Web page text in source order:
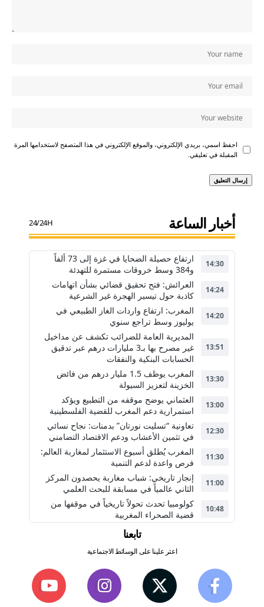
احفظ اسمي، بريدي الإلكتروني، والموقع الإلكتروني في هذا المتصفح لاستخدامها المرة
المقبلة في تعليقي.
أخبار الساعة 24/24H
14:30
ارتفاع حصيلة الضحايا في غزة إلى 73 ألفاً
و384 وسط خروقات مستمرة للتهدئة
14:24
العرائش: فتح تحقيق قضائي بشأن اتهامات
كاذبة حول تيسير الهجرة غير الشرعية
14:20
المغرب: ارتفاع واردات الغاز الطبيعي في
يوليوز وسط تراجع سنوي
13:51
المديرية العامة للضرائب تكشف عن مداخيل
غير مصرح بها بـ3 مليارات درهم عبر تدقيق
الحسابات البنكية والنفقات
13:30
المغرب يوظف 1.5 مليار درهم من فائض
الخزينة لتعزيز السيولة
13:00
العثماني يوضح موقفه من التطبيع ويؤكد
استمرارية دعم المغرب للقضية الفلسطينية
12:30
تعاونية “تسليت نورتان” بدمنات: نجاح نسائي
في تثمين الأعشاب ودعم الاقتصاد التضامني
11:30
المغرب يُطلق أسبوع الاستثمار لمغاربة العالم:
فرص واعدة لدعم التنمية
11:00
إنجاز تاريخي: شباب مغاربة يحصدون المركز
الثاني عالمياً في مسابقة للبحث العلمي
10:48
كولومبيا تحدث تحولاً تاريخياً في موقفها من
قضية الصحراء المغربية
تابعنا
اعثر علينا على الوسائط الاجتماعية